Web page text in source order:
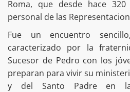
Roma, que desde hace
personal de las
Fue un encuentro
caracterizado por la
Sucesor de Pedro con los
preparan para vivir su
y del Santo Padre en